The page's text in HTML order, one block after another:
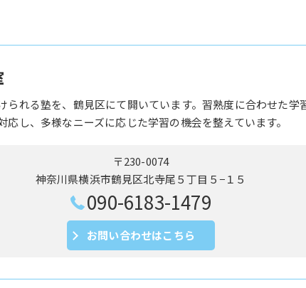
られる塾を、鶴見区にて開いています。習熟度に合わせた
応し、多様なニーズに応じた学習の機会を整えています。
〒230-0074
神奈川県横浜市鶴見区北寺尾５丁目５−１５
090-6183-1479
お問い合わせはこちら